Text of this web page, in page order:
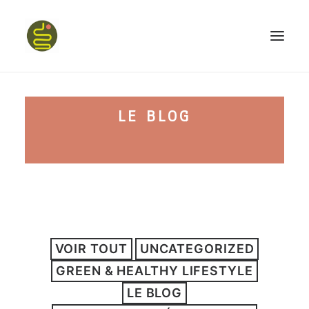
qui suis-je ?
CONFÉRENCES
podcast kinoa
LE BLOG
VOIR TOUT
UNCATEGORIZED
GREEN & HEALTHY LIFESTYLE
LE BLOG